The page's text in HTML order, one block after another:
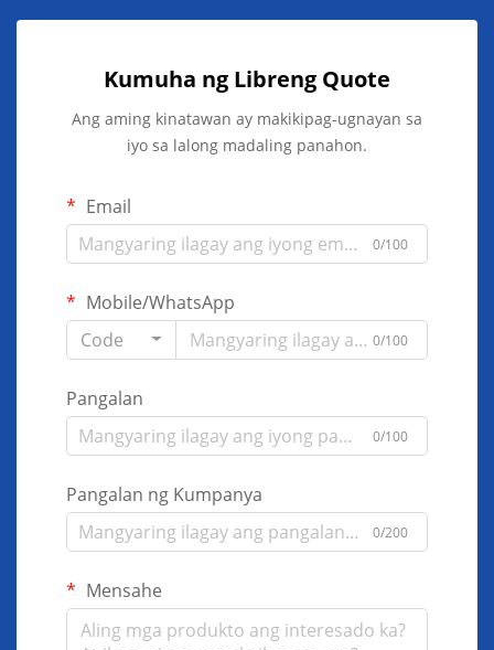
Kumuha ng Libreng Quote
Ang aming kinatawan ay makikipag-ugnayan sa
iyo sa lalong madaling panahon.
Email
0/100
Mobile/WhatsApp
Code
0/100
Pangalan
0/100
Pangalan ng Kumpanya
0/200
Mensahe